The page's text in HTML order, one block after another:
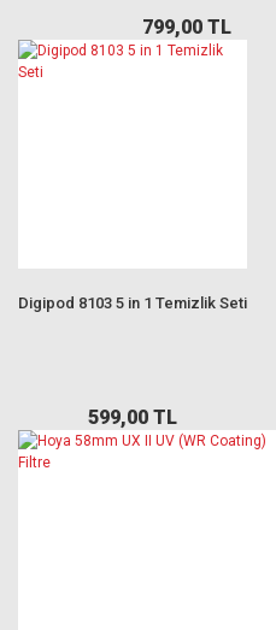
799,00 TL
Digipod 8103 5 in 1 Temizlik Seti
599,00 TL